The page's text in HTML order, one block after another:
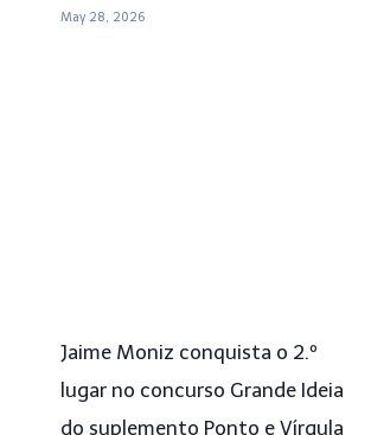
May 28, 2026
Jaime Moniz conquista o 2.º
lugar no concurso Grande Ideia
do suplemento Ponto e Vírgula